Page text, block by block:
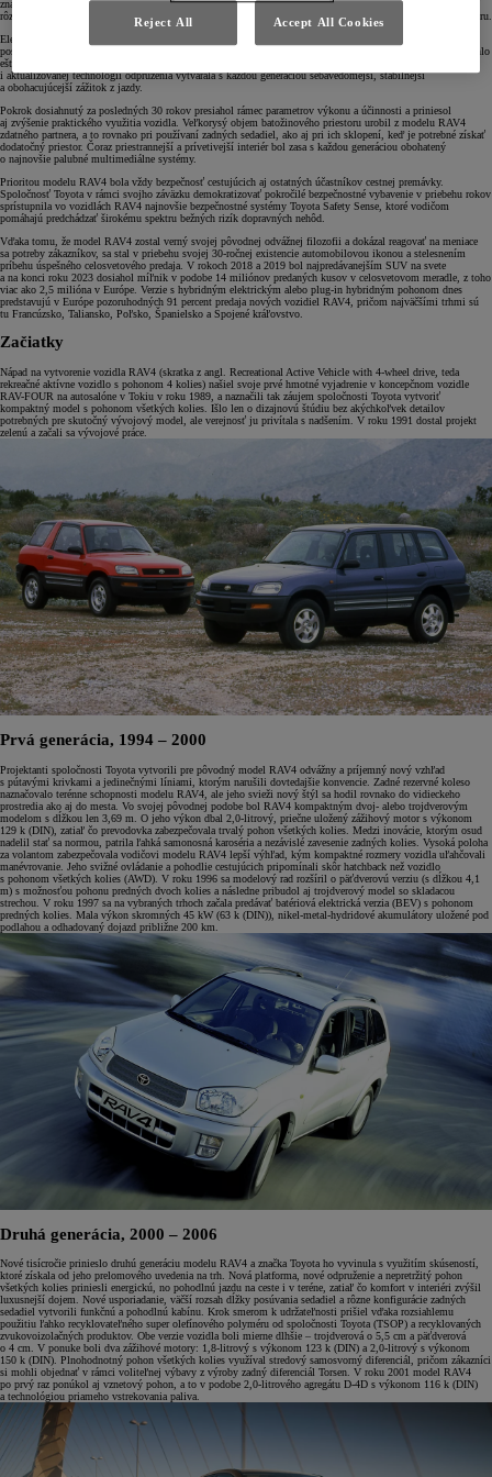
značka Toyota zdôraznila svoj viaccestný prístup k uhlíkovej neutralite, v rámci ktorého sa zaviazala ponúkať
rôzne pohonné jednotky vhodné pre špecifické potreby zákazníkov, podmienky na trhu a miestnu infraštruktúru.
Elektrifikované možnosti pohonu prispeli k ďalšiemu vylepšeniu zážitku z jazdy na modeli RAV4. Vozidlu
poskytli pokoj a vyrovnanosť hybridu a jeho čoraz výkonnejším motorom dodali ďalší výkon, čím sa dosiahlo
ešte citlivejšie zrýchlenie. Medzitým spoločnosť Toyota vďaka inovatívnemu využívaniu nových platforiem
i aktualizovanej technológii odpruženia vytvárala s každou generáciou sebavedomejší, stabilnejší
a obohacujúcejší zážitok z jazdy.
Pokrok dosiahnutý za posledných 30 rokov presiahol rámec parametrov výkonu a účinnosti a priniesol
aj zvýšenie praktického využitia vozidla. Veľkorysý objem batožinového priestoru urobil z modelu RAV4
zdatného partnera, a to rovnako pri používaní zadných sedadiel, ako aj pri ich sklopení, keď je potrebné získať
dodatočný priestor. Čoraz priestrannejší a prívetivejší interiér bol zasa s každou generáciou obohatený
o najnovšie palubné multimediálne systémy.
Prioritou modelu RAV4 bola vždy bezpečnosť cestujúcich aj ostatných účastníkov cestnej premávky.
Spoločnosť Toyota v rámci svojho záväzku demokratizovať pokročilé bezpečnostné vybavenie v priebehu rokov
sprístupnila vo vozidlách RAV4 najnovšie bezpečnostné systémy Toyota Safety Sense, ktoré vodičom
pomáhajú predchádzať širokému spektru bežných rizík dopravných nehôd.
Vďaka tomu, že model RAV4 zostal verný svojej pôvodnej odvážnej filozofii a dokázal reagovať na meniace
sa potreby zákazníkov, sa stal v priebehu svojej 30-ročnej existencie automobilovou ikonou a stelesnením
príbehu úspešného celosvetového predaja. V rokoch 2018 a 2019 bol najpredávanejším SUV na svete
a na konci roku 2023 dosiahol míľnik v podobe 14 miliónov predaných kusov v celosvetovom meradle, z toho
viac ako 2,5 milióna v Európe. Verzie s hybridným elektrickým alebo plug-in hybridným pohonom dnes
predstavujú v Európe pozoruhodných 91 percent predaja nových vozidiel RAV4, pričom najväčšími trhmi sú
tu Francúzsko, Taliansko, Poľsko, Španielsko a Spojené kráľovstvo.
Začiatky
Nápad na vytvorenie vozidla RAV4 (skratka z angl. Recreational Active Vehicle with 4-wheel drive, teda
rekreačné aktívne vozidlo s pohonom 4 kolies) našiel svoje prvé hmotné vyjadrenie v koncepčnom vozidle
RAV-FOUR na autosalóne v Tokiu v roku 1989, a naznačili tak záujem spoločnosti Toyota vytvoriť
kompaktný model s pohonom všetkých kolies. Išlo len o dizajnovú štúdiu bez akýchkoľvek detailov
potrebných pre skutočný vývojový model, ale verejnosť ju privítala s nadšením. V roku 1991 dostal projekt
zelenú a začali sa vývojové práce.
Prvá generácia, 1994 – 2000
Projektanti spoločnosti Toyota vytvorili pre pôvodný model RAV4 odvážny a príjemný nový vzhľad
s pútavými krivkami a jedinečnými líniami, ktorým narušili dovtedajšie konvencie. Zadné rezervné koleso
naznačovalo terénne schopnosti modelu RAV4, ale jeho svieži nový štýl sa hodil rovnako do vidieckeho
prostredia ako aj do mesta. Vo svojej pôvodnej podobe bol RAV4 kompaktným dvoj- alebo trojdverovým
modelom s dĺžkou len 3,69 m. O jeho výkon dbal 2,0-litrový, priečne uložený zážihový motor s výkonom
129 k (DIN), zatiaľ čo prevodovka zabezpečovala trvalý pohon všetkých kolies. Medzi inovácie, ktorým osud
nadelil stať sa normou, patrila ľahká samonosná karoséria a nezávislé zavesenie zadných kolies. Vysoká poloha
za volantom zabezpečovala vodičovi modelu RAV4 lepší výhľad, kým kompaktné rozmery vozidla uľahčovali
manévrovanie. Jeho svižné ovládanie a pohodlie cestujúcich pripomínali skôr hatchback než vozidlo
s pohonom všetkých kolies (AWD). V roku 1996 sa modelový rad rozšíril o päťdverovú verziu (s dĺžkou 4,1
m) s možnosťou pohonu predných dvoch kolies a následne pribudol aj trojdverový model so skladacou
strechou. V roku 1997 sa na vybraných trhoch začala predávať batériová elektrická verzia (BEV) s pohonom
predných kolies. Mala výkon skromných 45 kW (63 k (DIN)), nikel-metal-hydridové akumulátory uložené pod
podlahou a odhadovaný dojazd približne 200 km.
Druhá generácia, 2000 – 2006
Nové tisícročie prinieslo druhú generáciu modelu RAV4 a značka Toyota ho vyvinula s využitím skúseností,
ktoré získala od jeho prelomového uvedenia na trh. Nová platforma, nové odpruženie a nepretržitý pohon
všetkých kolies priniesli energickú, no pohodlnú jazdu na ceste i v teréne, zatiaľ čo komfort v interiéri zvýšil
luxusnejší dojem. Nové usporiadanie, väčší rozsah dĺžky posúvania sedadiel a rôzne konfigurácie zadných
sedadiel vytvorili funkčnú a pohodlnú kabínu. Krok smerom k udržateľnosti prišiel vďaka rozsiahlemu
použitiu ľahko recyklovateľného super olefínového polyméru od spoločnosti Toyota (TSOP) a recyklovaných
zvukovoizolačných produktov. Obe verzie vozidla boli mierne dlhšie – trojdverová o 5,5 cm a päťdverová
o 4 cm. V ponuke boli dva zážihové motory: 1,8-litrový s výkonom 123 k (DIN) a 2,0-litrový s výkonom
150 k (DIN). Plnohodnotný pohon všetkých kolies využíval stredový samosvorný diferenciál, pričom zákazníci
si mohli objednať v rámci voliteľnej výbavy z výroby zadný diferenciál Torsen. V roku 2001 model RAV4
po prvý raz ponúkol aj vznetový pohon, a to v podobe 2,0-litrového agregátu D-4D s výkonom 116 k (DIN)
a technológiou priameho vstrekovania paliva.
Reject All Accept All Cookies